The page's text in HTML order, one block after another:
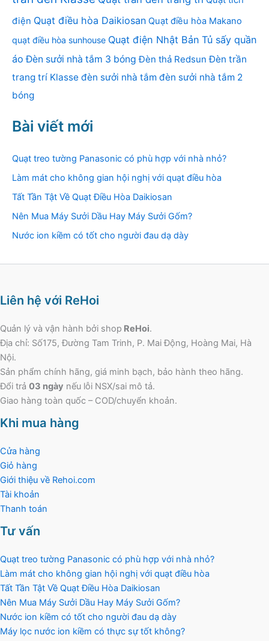
điện Quạt điều hòa Daikiosan Quạt điều hòa Makano
quạt điều hòa sunhouse Quạt điện Nhật Bản Tủ sấy quần
áo Đèn sưởi nhà tắm 3 bóng Đèn thả Redsun Đèn trần
trang trí Klasse đèn sưởi nhà tắm đèn sưởi nhà tắm 2
bóng
Bài viết mới
Quạt treo tường Panasonic có phù hợp với nhà nhỏ?
Làm mát cho không gian hội nghị với quạt điều hòa
Tất Tần Tật Về Quạt Điều Hòa Daikiosan
Nên Mua Máy Sưởi Dầu Hay Máy Sưởi Gốm?
Nước ion kiềm có tốt cho người đau dạ dày
Liên hệ với ReHoi
Quản lý và vận hành bởi shop ReHoi.
Địa chỉ: Số175, Đường Tam Trinh, P. Mai Động, Hoàng Mai, Hà
Nội.
Sản phẩm chính hãng, giá minh bạch, bảo hành theo hãng.
Đổi trả 03 ngày nếu lỗi NSX/sai mô tả.
Giao hàng toàn quốc – COD/chuyển khoản.
Khi mua hàng
Cửa hàng
Giỏ hàng
Giới thiệu về Rehoi.com
Tài khoản
Thanh toán
Tư vấn
Quạt treo tường Panasonic có phù hợp với nhà nhỏ?
Làm mát cho không gian hội nghị với quạt điều hòa
Tất Tần Tật Về Quạt Điều Hòa Daikiosan
Nên Mua Máy Sưởi Dầu Hay Máy Sưởi Gốm?
Nước ion kiềm có tốt cho người đau dạ dày
Máy lọc nước ion kiềm có thực sự tốt không?